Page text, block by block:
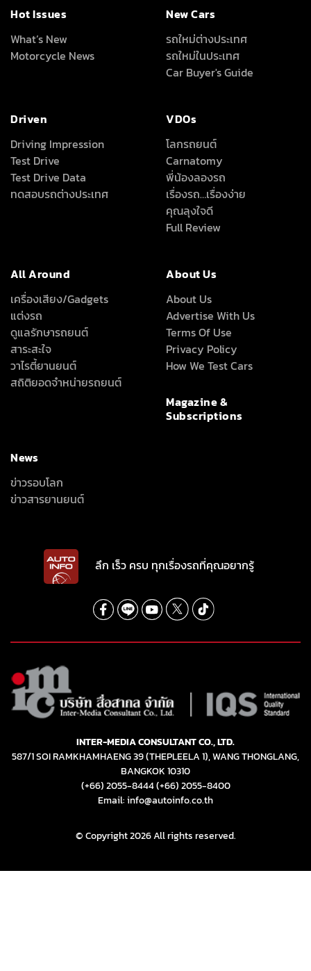
Hot Issues
What’s New
Motorcycle News
New Cars
รถใหม่ต่างประเทศ
รถใหม่ในประเทศ
Car Buyer's Guide
Driven
Driving Impression
Test Drive
Test Drive Data
ทดสอบรถต่างประเทศ
VDOs
โลกรถยนต์
Carnatomy
พี่น้องลองรถ
เรื่องรถ…เรื่องง่าย
คุณลุงใจดี
Full Review
All Around
เครื่องเสียง/Gadgets
แต่งรถ
ดูแลรักษารถยนต์
สาระสะใจ
วาไรตี้ยานยนต์
สถิติยอดจำหน่ายรถยนต์
About Us
About Us
Advertise With Us
Terms Of Use
Privacy Policy
How We Test Cars
Magazine &
Subscriptions
News
ข่าวรอบโลก
ข่าวสารยานยนต์
ลึก เร็ว ครบ ทุกเรื่องรถที่คุณอยากรู้
INTER-MEDIA CONSULTANT CO., LTD.
587/1 SOI RAMKHAMHAENG 39 (THEPLEELA 1), WANG THONGLANG,
BANGKOK 10310
(+66) 2055-8444(+66) 2055-8400
Email: info@autoinfo.co.th
© Copyright 2026 All rights reserved.